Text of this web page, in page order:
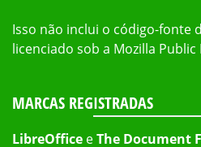
Isso não inclui o código-fonte
licenciado sob a Mozilla Public
MARCAS REGISTRADAS
LibreOffice eThe Document